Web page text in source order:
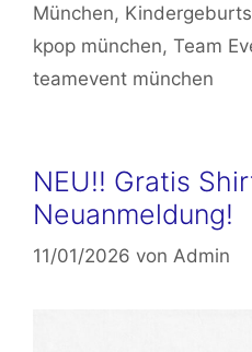
München,
kpop münchen, Team
teamevent münchen
NEU!! Gratis
Neuanmeldung!
11/01/2026 von Admin